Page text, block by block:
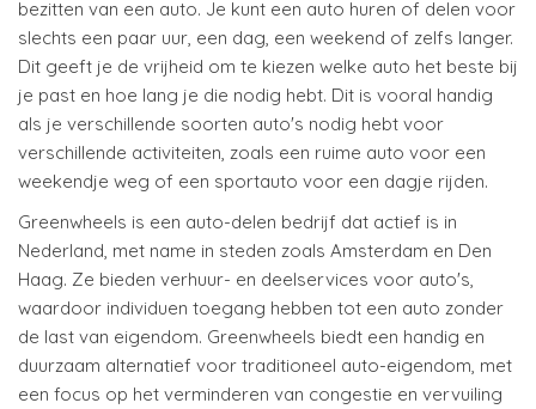
bezitten van een auto. Je kunt een auto huren of delen voor
slechts een paar uur, een dag, een weekend of zelfs langer.
Dit geeft je de vrijheid om te kiezen welke auto het beste bij
je past en hoe lang je die nodig hebt. Dit is vooral handig
als je verschillende soorten auto's nodig hebt voor
verschillende activiteiten, zoals een ruime auto voor een
weekendje weg of een sportauto voor een dagje rijden.
Greenwheels is een auto-delen bedrijf dat actief is in
Nederland, met name in steden zoals Amsterdam en Den
Haag. Ze bieden verhuur- en deelservices voor auto's,
waardoor individuen toegang hebben tot een auto zonder
de last van eigendom. Greenwheels biedt een handig en
duurzaam alternatief voor traditioneel auto-eigendom, met
een focus op het verminderen van congestie en vervuiling